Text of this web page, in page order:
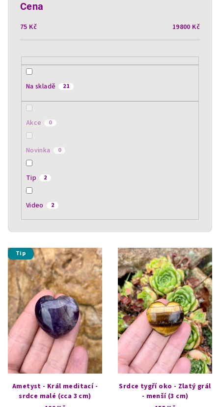
Cena
75 Kč 19800 Kč
Na skladě 21
Akce 0
Novinka 0
Tip 2
Video 2
V
ý
p
s
p
r
o
d
u
Tip
Ametyst - Král meditací -
srdce malé (cca 3 cm)
Srdce tygří oko - Zlatý grál
- menší (3 cm)